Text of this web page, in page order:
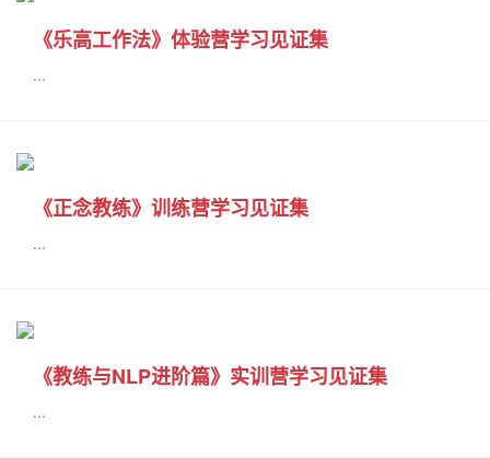
《乐高工作法》体验营学习见证集
...
《正念教练》训练营学习见证集
...
《教练与NLP进阶篇》实训营学习见证集
...